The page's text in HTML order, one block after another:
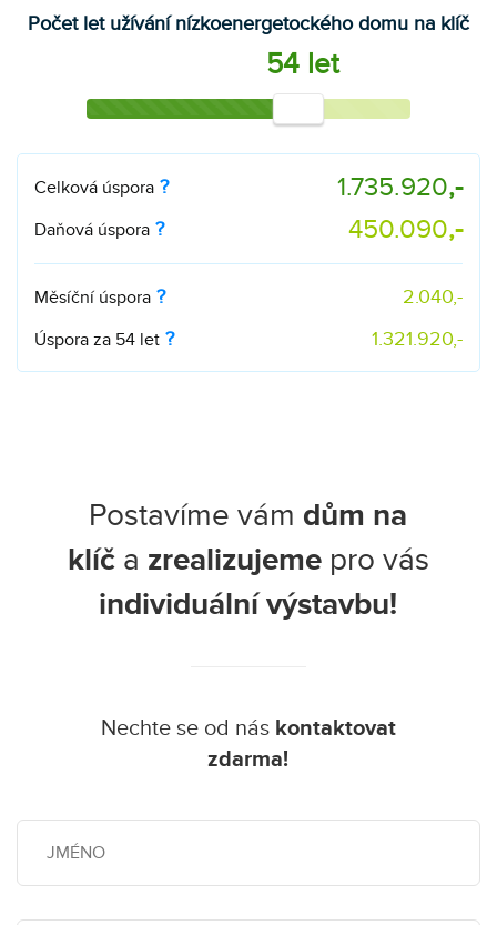
Počet let užívání nízkoenergetockého domu na klíč
54 let
Celková úspora ? 1.735.920,-
Daňová úspora ? 450.090,-
Měsíční úspora ? 2.040,-
Úspora za 54 let ? 1.321.920,-
Postavíme vám dům na
klíča zrealizujemepro vás
individuální výstavbu!
Nechte se od nás kontaktovat
zdarma!